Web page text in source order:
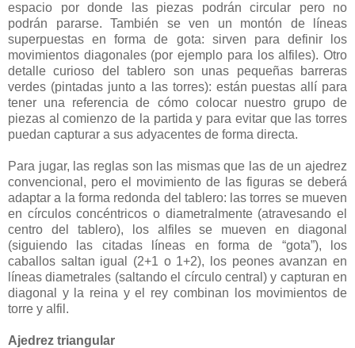
espacio por donde las piezas podrán circular pero no
podrán pararse. También se ven un montón de líneas
superpuestas en forma de gota: sirven para definir los
movimientos diagonales (por ejemplo para los alfiles). Otro
detalle curioso del tablero son unas pequeñas barreras
verdes (pintadas junto a las torres): están puestas allí para
tener una referencia de cómo colocar nuestro grupo de
piezas al comienzo de la partida y para evitar que las torres
puedan capturar a sus adyacentes de forma directa.
Para jugar, las reglas son las mismas que las de un ajedrez
convencional, pero el movimiento de las figuras se deberá
adaptar a la forma redonda del tablero: las torres se mueven
en círculos concéntricos o diametralmente (atravesando el
centro del tablero), los alfiles se mueven en diagonal
(siguiendo las citadas líneas en forma de “gota”), los
caballos saltan igual (2+1 o 1+2), los peones avanzan en
líneas diametrales (saltando el círculo central) y capturan en
diagonal y la reina y el rey combinan los movimientos de
torre y alfil.
Ajedrez triangular